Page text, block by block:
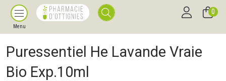
Menu
0
Puressentiel He Lavande Vraie
Bio Exp.10ml